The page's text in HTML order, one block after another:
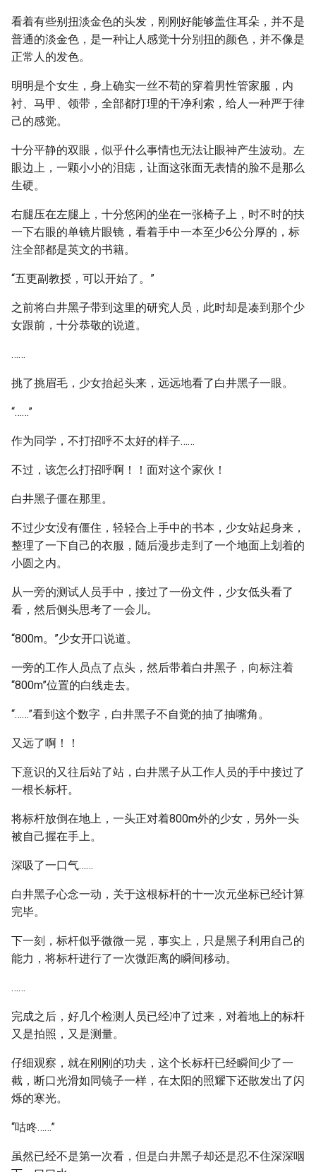
看着有些别扭淡金色的头发，刚刚好能够盖住耳朵，并不是
普通的淡金色，是一种让人感觉十分别扭的颜色，并不像是
正常人的发色。
明明是个女生，身上确实一丝不苟的穿着男性管家服，内
衬、马甲、领带，全部都打理的干净利索，给人一种严于律
己的感觉。
十分平静的双眼，似乎什么事情也无法让眼神产生波动。左
眼边上，一颗小小的泪痣，让面这张面无表情的脸不是那么
生硬。
右腿压在左腿上，十分悠闲的坐在一张椅子上，时不时的扶
一下右眼的单镜片眼镜，看着手中一本至少6公分厚的，标
注全部都是英文的书籍。
“五更副教授，可以开始了。”
之前将白井黑子带到这里的研究人员，此时却是凑到那个少
女跟前，十分恭敬的说道。
……
挑了挑眉毛，少女抬起头来，远远地看了白井黑子一眼。
“……”
作为同学，不打招呼不太好的样子……
不过，该怎么打招呼啊！！面对这个家伙！
白井黑子僵在那里。
不过少女没有僵住，轻轻合上手中的书本，少女站起身来，
整理了一下自己的衣服，随后漫步走到了一个地面上划着的
小圆之内。
从一旁的测试人员手中，接过了一份文件，少女低头看了
看，然后侧头思考了一会儿。
“800m。”少女开口说道。
一旁的工作人员点了点头，然后带着白井黑子，向标注着
“800m”位置的白线走去。
“……”看到这个数字，白井黑子不自觉的抽了抽嘴角。
又远了啊！！
下意识的又往后站了站，白井黑子从工作人员的手中接过了
一根长标杆。
将标杆放倒在地上，一头正对着800m外的少女，另外一头
被自己握在手上。
深吸了一口气……
白井黑子心念一动，关于这根标杆的十一次元坐标已经计算
完毕。
下一刻，标杆似乎微微一晃，事实上，只是黑子利用自己的
能力，将标杆进行了一次微距离的瞬间移动。
……
完成之后，好几个检测人员已经冲了过来，对着地上的标杆
又是拍照，又是测量。
仔细观察，就在刚刚的功夫，这个长标杆已经瞬间少了一
截，断口光滑如同镜子一样，在太阳的照耀下还散发出了闪
烁的寒光。
“咕咚……”
虽然已经不是第一次看，但是白井黑子却还是忍不住深深咽